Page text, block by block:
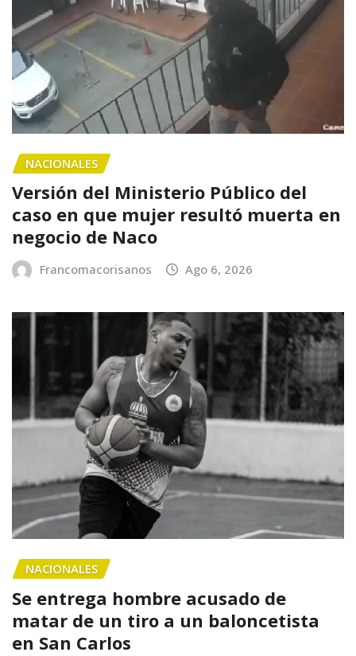
NACIONALES
Versión del Ministerio Público del
caso en que mujer resultó muerta en
negocio de Naco
Francomacorisanos Ago 6, 2026
NACIONALES
Se entrega hombre acusado de
matar de un tiro a un baloncetista
en San Carlos